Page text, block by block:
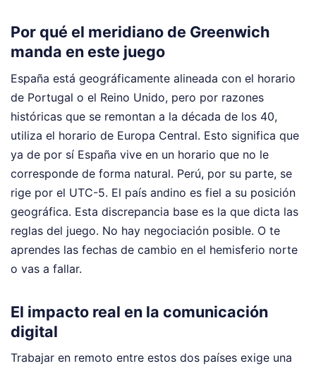
Por qué el meridiano de Greenwich
manda en este juego
España está geográficamente alineada con el horario
de Portugal o el Reino Unido, pero por razones
históricas que se remontan a la década de los 40,
utiliza el horario de Europa Central. Esto significa que
ya de por sí España vive en un horario que no le
corresponde de forma natural. Perú, por su parte, se
rige por el UTC-5. El país andino es fiel a su posición
geográfica. Esta discrepancia base es la que dicta las
reglas del juego. No hay negociación posible. O te
aprendes las fechas de cambio en el hemisferio norte
o vas a fallar.
El impacto real en la comunicación
digital
Trabajar en remoto entre estos dos países exige una